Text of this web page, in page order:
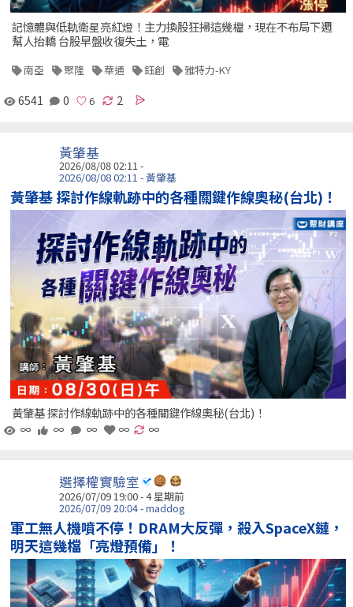
記憶體與低軌衛星亮紅燈！主力換股狂掃這幾檔，現在不布局下週
幫人抬轎 台股早盤收復失土，電
南亞 聚隆 華通 鈺創 雅特力-KY
6541 0 2
黃肇基
2026/08/08 02:11 -
2026/08/08 02:11 - 黃肇基
黃肇基 探討作線軌跡中的各種關鍵作線奧秘(台北)！
黃肇基 探討作線軌跡中的各種關鍵作線奧秘(台北)！
∞
∞ ∞ ∞ ∞
選擇權實驗室
2026/07/09 19:00 - 4 星期前
2026/07/09 20:04 - maddog
軍工無人機噴不停！DRAM大反彈，殺入SpaceX鏈，
明天這幾檔「亮燈預備」！